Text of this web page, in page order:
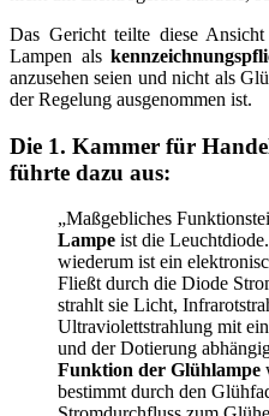
Das Gericht teilte diese
Lampen als
anzusehen seien und nicht als
der Regelung ausgenommen ist.
Die 1. Kammer für
führte dazu aus:
„Maßgebliches
Lampe ist die
wiederum ist ein
Fließt durch die Diode
strahlt sie Licht,
Ultraviolettstrahlung mit
und der Dotierung
Funktion der Glühlampe
bestimmt durch den